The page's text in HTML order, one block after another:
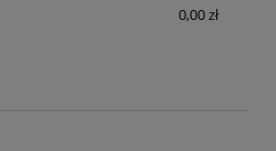
0,00 zł